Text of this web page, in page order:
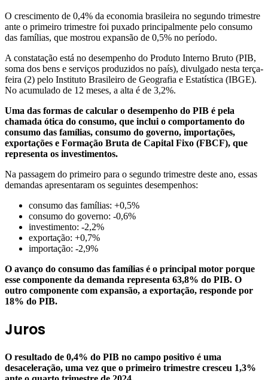
O crescimento de 0,4% da economia brasileira no segundo trimestre
ante o primeiro trimestre foi puxado principalmente pelo consumo
das famílias, que mostrou expansão de 0,5% no período.
A constatação está no desempenho do Produto Interno Bruto (PIB,
soma dos bens e serviços produzidos no país), divulgado nesta terça-
feira (2) pelo Instituto Brasileiro de Geografia e Estatística (IBGE).
No acumulado de 12 meses, a alta é de 3,2%.
Uma das formas de calcular o desempenho do PIB é pela
chamada ótica do consumo, que inclui o comportamento do
consumo das famílias, consumo do governo, importações,
exportações e Formação Bruta de Capital Fixo (FBCF), que
representa os investimentos.
Na passagem do primeiro para o segundo trimestre deste ano, essas
demandas apresentaram os seguintes desempenhos:
consumo das famílias: +0,5%
consumo do governo: -0,6%
investimento: -2,2%
exportação: +0,7%
importação: -2,9%
O avanço do consumo das famílias é o principal motor porque
esse componente da demanda representa 63,8% do PIB. O
outro componente com expansão, a exportação, responde por
18% do PIB.
Juros
O resultado de 0,4% do PIB no campo positivo é uma
desaceleração, uma vez que o primeiro trimestre cresceu 1,3%